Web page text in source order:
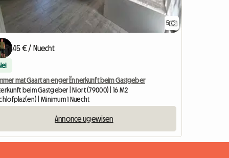
5
45 € / Nuecht
mat Gaart an enger Ënnerkunft beim Gastgeber
beim Gastgeber | Niort (79000) | 16 M2
| Minimum 1 Nuecht
Annonce ugewisen